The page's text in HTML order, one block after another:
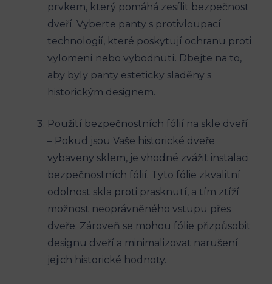
prvkem, který pomáhá zesílit bezpečnost
dveří. Vyberte panty s protivloupací
technologií, které poskytují ochranu proti
vylomení nebo vybodnutí. Dbejte na to,
aby byly panty esteticky sladěny s
historickým designem.
Použití bezpečnostních fólií na skle dveří
– Pokud jsou Vaše historické dveře
vybaveny sklem, je vhodné zvážit instalaci
bezpečnostních fólií. Tyto fólie zkvalitní
odolnost skla proti prasknutí, a tím ztíží
možnost neoprávněného vstupu přes
dveře. Zároveň se mohou fólie přizpůsobit
designu dveří a minimalizovat narušení
jejich historické hodnoty.